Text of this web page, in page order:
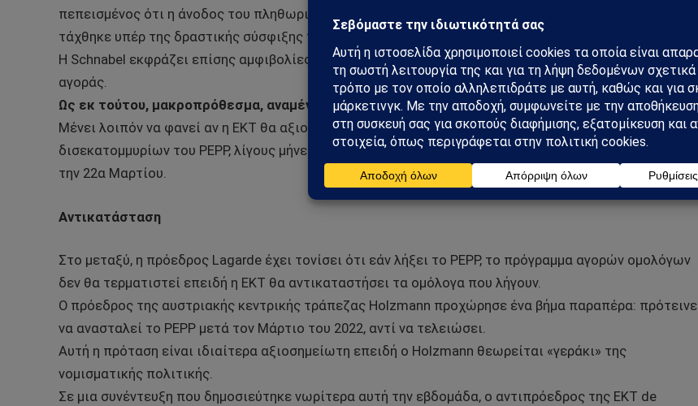
πεπεισμένος ότι η άνοδος του πληθωρισμού οφείλεται σε προσωρινούς παράγοντες, ωστόσο
τάχθηκε υπέρ της δραστικής σύσφιξης της νομισματικής πολιτικής.
Η Schnabel εκφράζει επίσης αμφιβολίες για τη θετική επίδραση των πρόσθετων πράξεων ανοιχτής
αγοράς.
Ως εκ τούτου, μακροπρόθεσμα, αναμένει στροφή σε άλλα μέσα νομισματικής πολιτικής.
Μένει λοιπόν να φανεί αν η ΕΚΤ θα αξιοποιήσει πλήρως τον συνολικό όγκο των 1.850
δισεκατομμυρίων του PEPP, λίγους μήνες μετά την προγραμματισμένη ημερομηνία λήξης του, δηλαδή
την 22α Μαρτίου.
Αντικατάσταση
Στο μεταξύ, η πρόεδρος Lagarde έχει τονίσει ότι εάν λήξει το PEPP, το πρόγραμμα αγορών ομολόγων
δεν θα τερματιστεί επειδή η ΕΚΤ θα αντικαταστήσει τα ομόλογα που λήγουν.
Ο πρόεδρος της αυστριακής κεντρικής τράπεζας Holzmann προχώρησε ένα βήμα παραπέρα: πρότεινε
να ανασταλεί το PEPP μετά τον Μάρτιο του 2022, αντί να τελειώσει.
Αυτή η πρόταση είναι ιδιαίτερα αξιοσημείωτη επειδή ο Holzmann θεωρείται «γεράκι» της
νομισματικής πολιτικής.
Σε μια συνέντευξη που δημοσιεύτηκε νωρίτερα αυτή την εβδομάδα, ο αντιπρόεδρος της ΕΚΤ de